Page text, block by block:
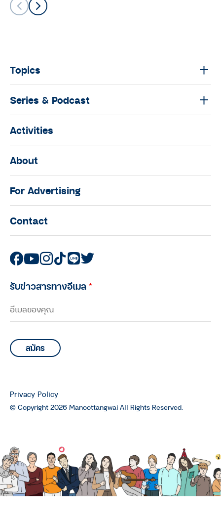
Topics
Series & Podcast
Activities
About
For Advertising
Contact
รับข่าวสารทางอีเมล*
© Copyright 2026 Manoottangwai All Rights Reserved.
Privacy Policy